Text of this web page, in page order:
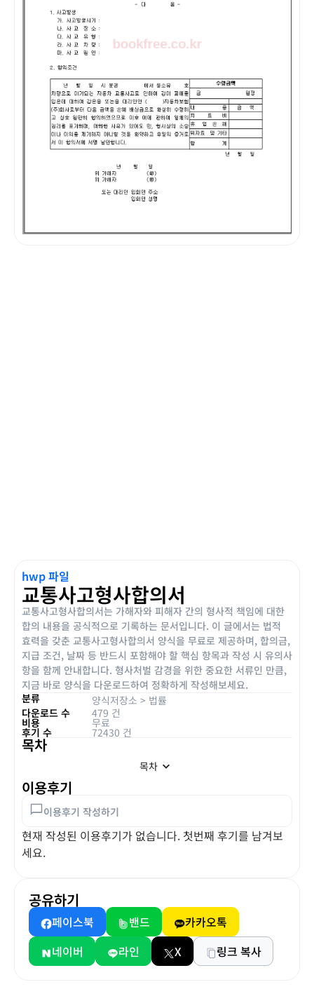
hwp 파일
교통사고형사합의서
교통사고형사합의서는 가해자와 피해자 간의 형사적 책임에 대한
합의 내용을 공식적으로 기록하는 문서입니다. 이 글에서는 법적
효력을 갖춘 교통사고형사합의서 양식을 무료로 제공하며, 합의금,
지급 조건, 날짜 등 반드시 포함해야 할 핵심 항목과 작성 시 유의사
항을 함께 안내합니다. 형사처벌 감경을 위한 중요한 서류인 만큼,
지금 바로 양식을 다운로드하여 정확하게 작성해보세요.
분류
양식저장소 > 법률
다운로드 수
479 건
비용 무료
후기 수 72430 건
목차
목차
이용후기
이용후기 작성하기
현재 작성된 이용후기가 없습니다. 첫번째 후기를 남겨보
세요.
공유하기
페이스북 밴드
카카오톡
네이버
라인 X 링크 복사